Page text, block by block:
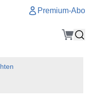
Premium-Abo